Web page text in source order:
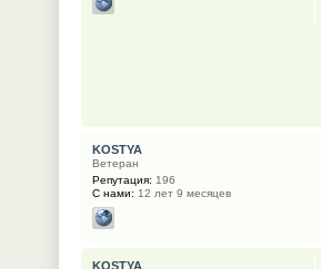
KOSTYA
Ветеран
Репутация: 196
С нами: 12 лет 9 месяцев
KOSTYA